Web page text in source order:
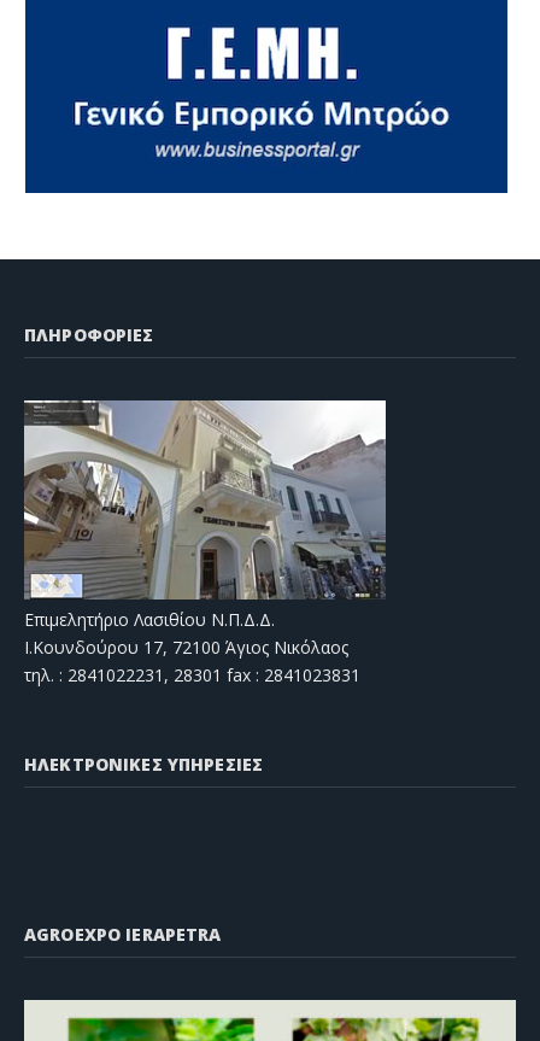
ΠΛΗΡΟΦΟΡΙΕΣ
Επιμελητήριο Λασιθίου Ν.Π.Δ.Δ.
Ι.Κουνδούρου 17, 72100 Άγιος Νικόλαος
τηλ. : 2841022231, 28301 fax : 2841023831
ΗΛΕΚΤΡΟΝΙΚΕΣ ΥΠΗΡΕΣΙΕΣ
AGROEXPO IERAPETRA